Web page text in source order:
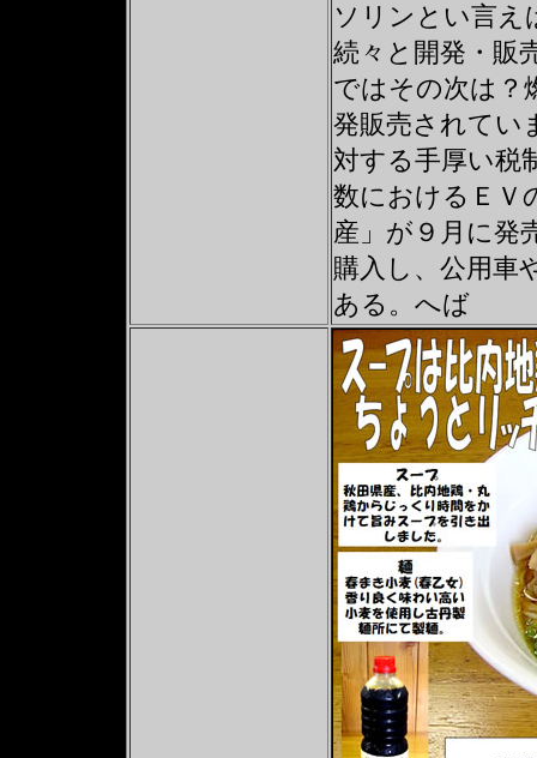
ソリンとい言え
続々と開発・販
ではその次は？
発販売されてい
対する手厚い税
数におけるＥＶ
産」が９月に発
購入し、公用車
ある。へば